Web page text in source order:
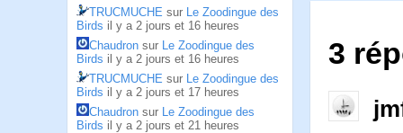
TRUCMUCHE sur Le Zoodingue des
Birds il y a 2 jours et 16 heures
Chaudron sur Le Zoodingue des
Birds il y a 2 jours et 16 heures
TRUCMUCHE sur Le Zoodingue des
Birds il y a 2 jours et 17 heures
Chaudron sur Le Zoodingue des
Birds il y a 2 jours et 21 heures
3